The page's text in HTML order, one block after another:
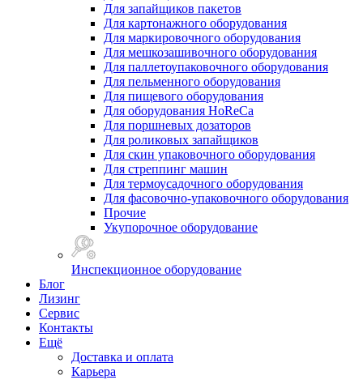
Для запайщиков пакетов
Для картонажного оборудования
Для маркировочного оборудования
Для мешкозашивочного оборудования
Для паллетоупаковочного оборудования
Для пельменного оборудования
Для пищевого оборудования
Для оборудования HoReCa
Для поршневых дозаторов
Для роликовых запайщиков
Для скин упаковочного оборудования
Для стреппинг машин
Для термоусадочного оборудования
Для фасовочно-упаковочного оборудования
Прочие
Укупорочное оборудование
Инспекционное оборудование
Блог
Лизинг
Сервис
Контакты
Ещё
Доставка и оплата
Карьера